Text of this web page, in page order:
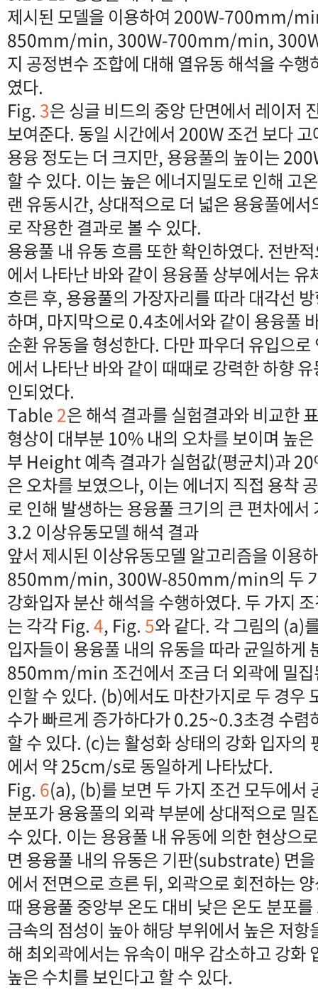
제시된 모델을 이용하여 200W-700mm/
850mm/min, 300W-700mm/min,
지 공정변수 조합에 대해 열유동 해석을 수
였다.
Fig. 3은 싱글 비드의 중앙 단면에서 레이저
보여준다. 동일 시간에서 200W 조건 보다
용융 정도는 더 크지만, 용융풀의 높이는
할 수 있다. 이는 높은 에너지밀도로 인해 고
랜 유동시간, 상대적으로 더 넓은 용융풀에
로 작용한 결과로 볼 수 있다.
용융풀 내 유동 흐름 또한 확인하였다. 전반
에서 나타난 바와 같이 용융풀 상부에서는
흐른 후, 용융풀의 가장자리를 따라 대각선
하며, 마지막으로 0.4초에서와 같이 용융풀
순환 유동을 형성한다. 다만 파우더 유입으
에서 나타난 바와 같이 때때로 강력한 하향
인되었다.
Table2은 해석 결과를 실험결과와 비교한
형상이 대부분 10% 내의 오차를 보이며 높
부 Height 예측 결과가 실험값(평균치)과
은 오차를 보였으나, 이는 에너지 직접 용착
로 인해 발생하는 용융풀 크기의 큰 편차에
3.2 이상유동모델 해석 결과
앞서 제시된 이상유동모델 알고리즘을 이용
850mm/min, 300W-850mm/min의 두 가
강화입자 분산 해석을 수행하였다. 두 가지
는 각각 Fig.4, Fig.5와 같다. 각 그림의 (a)
입자들이 용융풀 내의 유동을 따라 균일하게
850mm/min 조건에서 조금 더 외곽에 밀집
인할 수 있다. (b)에서도 마찬가지로 두 경우
수가 빠르게 증가하다가 0.25~0.3초경 수렴
할 수 있다. (c)는 활성화 상태의 강화 입자의
에서 약 25cm/s로 동일하게 나타났다.
Fig. 6(a), (b)를 보면 두 가지 조건 모두에서
분포가 용융풀의 외곽 부분에 상대적으로 밀
수 있다. 이는 용융풀 내 유동에 의한 현상으
면 용융풀 내의 유동은 기판(substrate) 면
에서 전면으로 흐른 뒤, 외곽으로 회전하는
때 용융풀 중앙부 온도 대비 낮은 온도 분포
금속의 점성이 높아 해당 부위에서 높은 저
해 최외곽에서는 유속이 매우 감소하고 강화
높은 수치를 보인다고 할 수 있다.